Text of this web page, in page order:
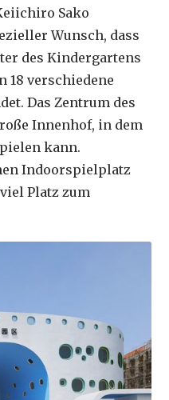
Sako
Wunsch, dass
des Kindergartens
18 verschiedene
Das Zentrum des
Innenhof, in dem
kann.
Indoorspielplatz
Platz zum